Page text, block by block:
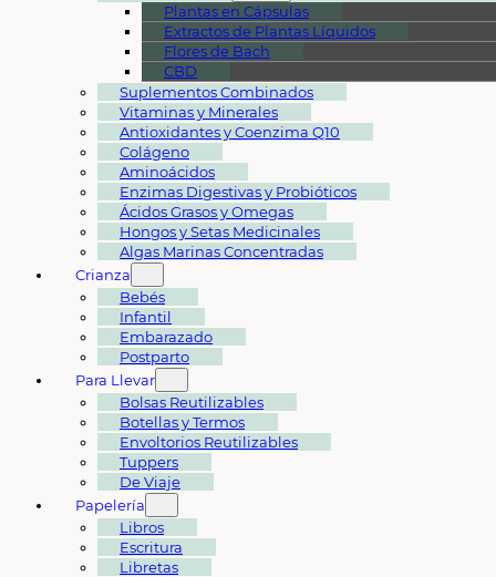
Plantas en Cápsulas
Extractos de Plantas Líquidos
Flores de Bach
CBD
Suplementos Combinados
Vitaminas y Minerales
Antioxidantes y Coenzima Q10
Colágeno
Aminoácidos
Enzimas Digestivas y Probióticos
Ácidos Grasos y Omegas
Hongos y Setas Medicinales
Algas Marinas Concentradas
Crianza
Bebés
Infantil
Embarazado
Postparto
Para Llevar
Bolsas Reutilizables
Botellas y Termos
Envoltorios Reutilizables
Tuppers
De Viaje
Papelería
Libros
Escritura
Libretas